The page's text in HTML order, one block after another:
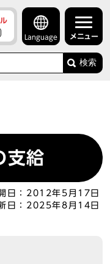
Language メニュー
検索
支給
日： 2012年5月17日
日： 2025年8月14日